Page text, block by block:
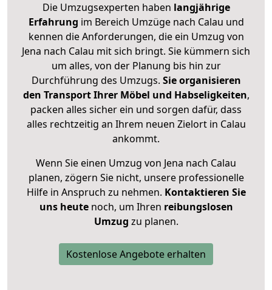
Die Umzugsexperten haben langjährige
Erfahrung im Bereich Umzüge nach Calau und
kennen die Anforderungen, die ein Umzug von
Jena nach Calau mit sich bringt. Sie kümmern sich
um alles, von der Planung bis hin zur
Durchführung des Umzugs. Sie organisieren
den Transport Ihrer Möbel und Habseligkeiten,
packen alles sicher ein und sorgen dafür, dass
alles rechtzeitig an Ihrem neuen Zielort in Calau
ankommt.
Wenn Sie einen Umzug von Jena nach Calau
planen, zögern Sie nicht, unsere professionelle
Hilfe in Anspruch zu nehmen. Kontaktieren Sie
uns heutenoch, um Ihren reibungslosen
Umzug zu planen.
Kostenlose Angebote erhalten